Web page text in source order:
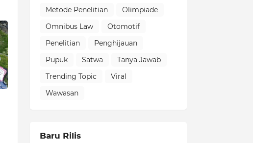
Metode Penelitian
Olimpiade
Omnibus Law
Otomotif
Penelitian
Penghijauan
Pupuk
Satwa
Tanya Jawab
Trending Topic
Viral
Wawasan
Baru Rilis